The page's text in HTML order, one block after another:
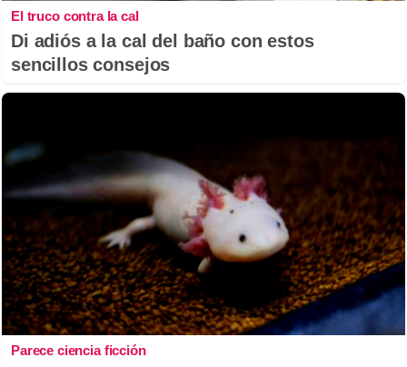
El truco contra la cal
Di adiós a la cal del baño con estos
sencillos consejos
Parece ciencia ficción